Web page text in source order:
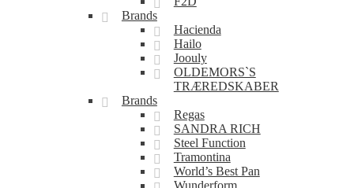
Brands
Hacienda
Hailo
Joouly
OLDEMORS`S
TRÆREDSKABER
Brands
Regas
SANDRA RICH
Steel Function
Tramontina
World’s Best Pan
Wunderform